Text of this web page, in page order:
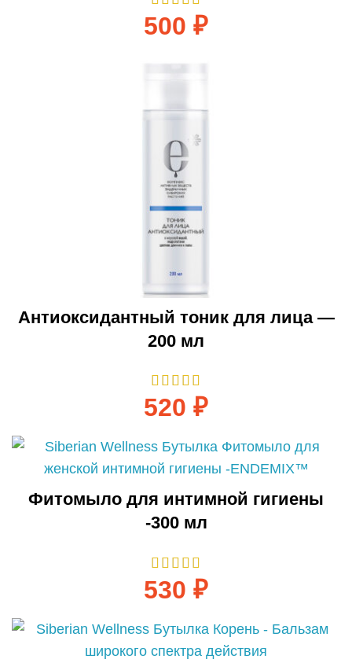
500 ₽
Антиоксидантный тоник для лица —
200 мл
520 ₽
Фитомыло для интимной гигиены
-300 мл
530 ₽